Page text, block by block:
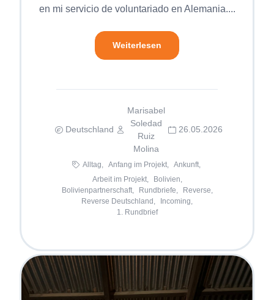
en mi servicio de voluntariado en Alemania....
Weiterlesen
Deutschland
Marisabel
Soledad
Ruiz
Molina
26.05.2026
Alltag, Anfang im Projekt,
Ankunft,
Arbeit im Projekt,
Bolivien,
Bolivienpartnerschaft,
Rundbriefe,
Reverse,
Reverse Deutschland,
Incoming,
1. Rundbrief